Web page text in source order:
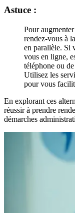
Astuce :
Pour
rendez-vous à
en parallèle. Si
vous en ligne,
téléphone ou
Utilisez les
pour vous
En explorant ces
réussir à prendre
démarches